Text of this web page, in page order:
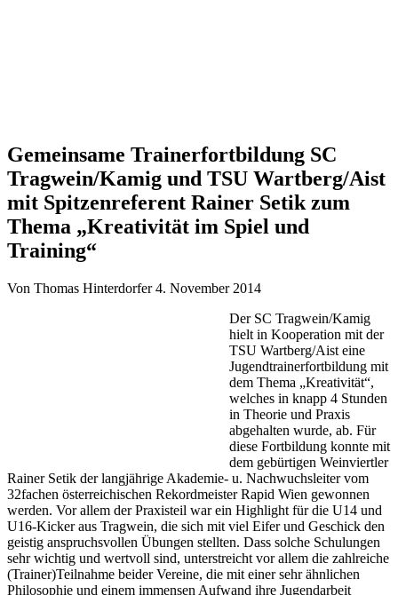
Gemeinsame Trainerfortbildung SC
Tragwein/Kamig und TSU Wartberg/Aist
mit Spitzenreferent Rainer Setik zum
Thema „Kreativität im Spiel und
Training“
Von Thomas Hinterdorfer 4. November 2014
Der SC Tragwein/Kamig
hielt in Kooperation mit der
TSU Wartberg/Aist eine
Jugendtrainerfortbildung mit
dem Thema „Kreativität“,
welches in knapp 4 Stunden
in Theorie und Praxis
abgehalten wurde, ab. Für
diese Fortbildung konnte mit
dem gebürtigen Weinviertler
Rainer Setik der langjährige Akademie- u. Nachwuchsleiter vom
32fachen österreichischen Rekordmeister Rapid Wien gewonnen
werden. Vor allem der Praxisteil war ein Highlight für die U14 und
U16-Kicker aus Tragwein, die sich mit viel Eifer und Geschick den
geistig anspruchsvollen Übungen stellten. Dass solche Schulungen
sehr wichtig und wertvoll sind, unterstreicht vor allem die zahlreiche
(Trainer)Teilnahme beider Vereine, die mit einer sehr ähnlichen
Philosophie und einem immensen Aufwand ihre Jugendarbeit